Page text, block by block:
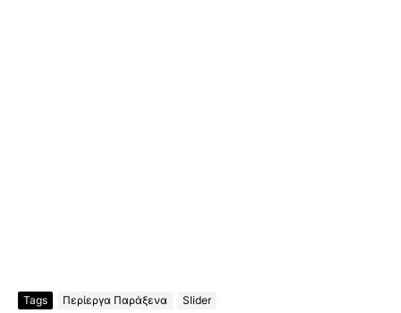
Tags Περίεργα Παράξενα Slider